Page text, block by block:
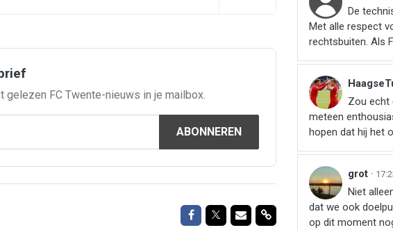
FC Twente-nieuws in je mailbox.
ABONNEREN
Delen op Facebook
Delen op Twitter
Delen via Mail
Delen link
De
Met alle respect
rechtsbuiten. Als
Zou echt
meteen
hopen dat hij het
grot ·
Niet
dat we ook
op dit moment